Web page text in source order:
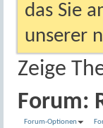
das Sie
unserer
Zeige
Forum:
Forum-Optionen